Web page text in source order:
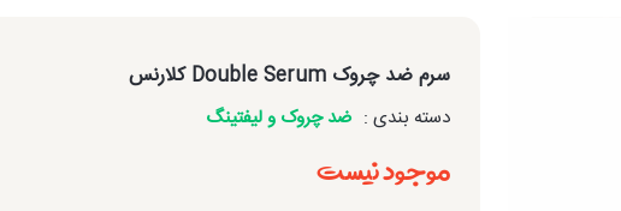
سرم ضد چروک Double Serum کلارنس
دسته بندی : ضد چروک و لیفتینگ
موجود نیست